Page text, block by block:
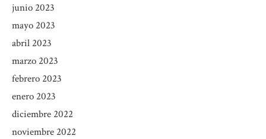
junio 2023
mayo 2023
abril 2023
marzo 2023
febrero 2023
enero 2023
diciembre 2022
noviembre 2022